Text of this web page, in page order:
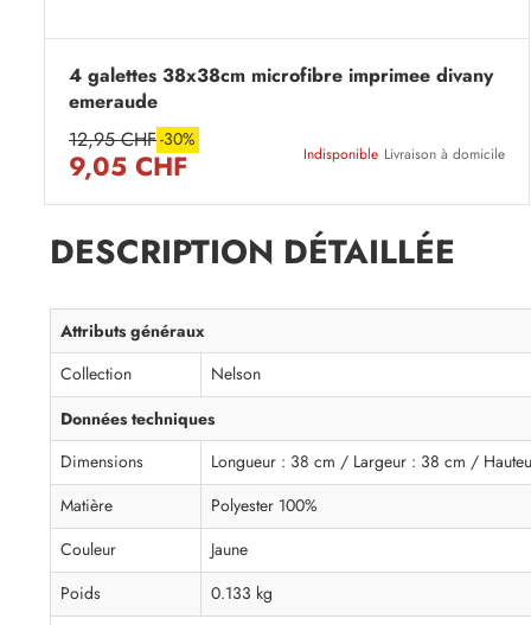
4 galettes 38x38cm microfibre imprimee divany
emeraude
12,95 CHF-30%
9,05 CHF Indisponible Livraison à domicile
DESCRIPTION DÉTAILLÉE
Attributs généraux
Collection Nelson
Données techniques
Dimensions
Longueur : 38 cm / Largeur : 38 cm /
Matière
Polyester 100%
Couleur
Jaune
Poids
0.133 kg